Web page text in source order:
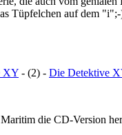
Tüpfelchen auf dem
XY - (2) - Die Detektive
die CD-Version